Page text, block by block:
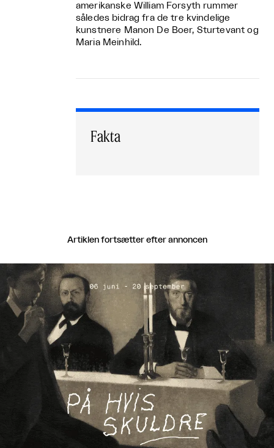
amerikanske William Forsyth rummer
således bidrag fra de tre kvindelige
kunstnere Manon De Boer, Sturtevant og
Maria Meinhild.
Fakta
Artiklen fortsætter efter annoncen